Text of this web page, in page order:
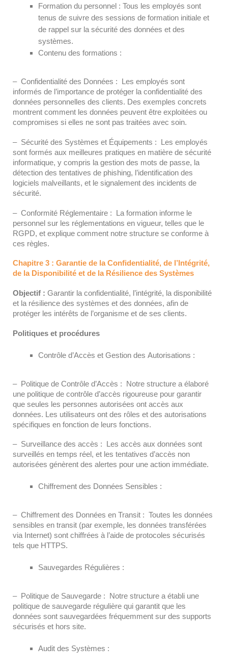
Formation du personnel : Tous les employés sont
tenus de suivre des sessions de formation initiale et
de rappel sur la sécurité des données et des
systèmes.
Contenu des formations :
– Confidentialité des Données : Les employés sont
informés de l’importance de protéger la confidentialité des
données personnelles des clients. Des exemples concrets
montrent comment les données peuvent être exploitées ou
compromises si elles ne sont pas traitées avec soin.
– Sécurité des Systèmes et Équipements : Les employés
sont formés aux meilleures pratiques en matière de sécurité
informatique, y compris la gestion des mots de passe, la
détection des tentatives de phishing, l’identification des
logiciels malveillants, et le signalement des incidents de
sécurité.
– Conformité Réglementaire : La formation informe le
personnel sur les réglementations en vigueur, telles que le
RGPD, et explique comment notre structure se conforme à
ces règles.
Chapitre 3 : Garantie de la Confidentialité, de l’Intégrité,
de la Disponibilité et de la Résilience des Systèmes
Objectif : Garantir la confidentialité, l’intégrité, la disponibilité
et la résilience des systèmes et des données, afin de
protéger les intérêts de l’organisme et de ses clients.
Politiques et procédures
Contrôle d’Accès et Gestion des Autorisations :
– Politique de Contrôle d’Accès : Notre structure a élaboré
une politique de contrôle d’accès rigoureuse pour garantir
que seules les personnes autorisées ont accès aux
données. Les utilisateurs ont des rôles et des autorisations
spécifiques en fonction de leurs fonctions.
– Surveillance des accès : Les accès aux données sont
surveillés en temps réel, et les tentatives d’accès non
autorisées génèrent des alertes pour une action immédiate.
Chiffrement des Données Sensibles :
– Chiffrement des Données en Transit : Toutes les données
sensibles en transit (par exemple, les données transférées
via Internet) sont chiffrées à l’aide de protocoles sécurisés
tels que HTTPS.
Sauvegardes Régulières :
– Politique de Sauvegarde : Notre structure a établi une
politique de sauvegarde régulière qui garantit que les
données sont sauvegardées fréquemment sur des supports
sécurisés et hors site.
Audit des Systèmes :